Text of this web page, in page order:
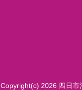
Copyright(c) 2026 四日